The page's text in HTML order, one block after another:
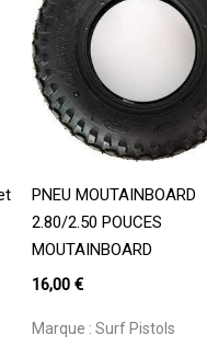
Ajouter Au Panier
PNEU MOUTAINBOARD
2.80/2.50 POUCES
MOUTAINBOARD
16,00 €
Marque : Surf Pistols